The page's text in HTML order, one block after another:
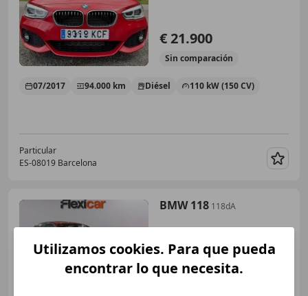
€ 21.900
Sin comparación
07/2017 94.000 km Diésel 110 kW (150 CV)
Particular
ES-08019 Barcelona
BMW 118 118dA
€ 14.990
Utilizamos cookies. Para que pueda
encontrar lo que necesita.